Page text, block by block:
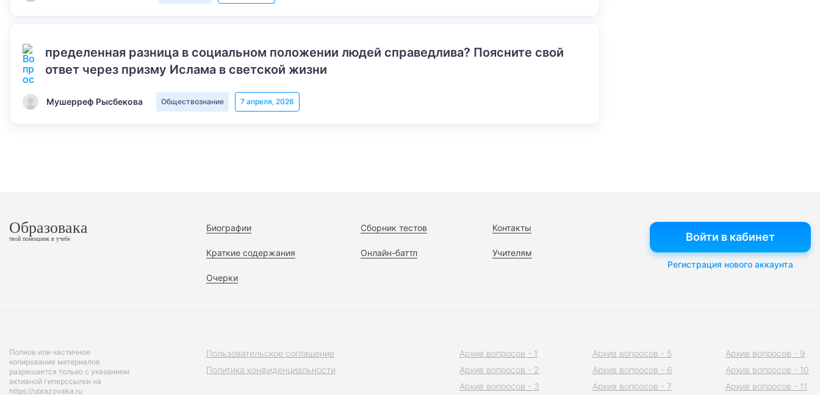
пределенная разница в социальном положении людей справедлива? Поясните свой
ответ через призму Ислама в светской жизни
Мушерреф Рысбекова Обществознание 7 апреля, 2026
Образовака
твой помощник в учебе
Биографии
Краткие содержания
Очерки
Сборник тестов
Онлайн-баттл
Контакты
Учителям
Войти в кабинет
Регистрация нового аккаунта
Полное или частичное
копирование материалов
разрешается только с указанием
активной гиперссылки на
https://obrazovaka.ru
Пользовательское соглашение
Политика конфиденциальности
Архив вопросов - 1
Архив вопросов - 2
Архив вопросов - 3
Архив вопросов - 5
Архив вопросов - 6
Архив вопросов - 7
Архив вопросов - 9
Архив вопросов - 10
Архив вопросов - 11